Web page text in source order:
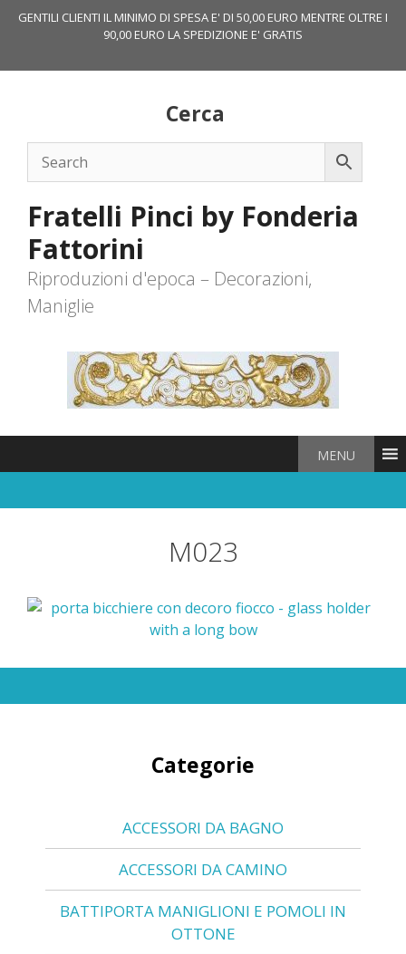
GENTILI CLIENTI IL MINIMO DI SPESA E' DI 50,00 EURO MENTRE OLTRE I
90,00 EURO LA SPEDIZIONE E' GRATIS
Cerca
Fratelli Pinci by Fonderia
Fattorini
Riproduzioni d'epoca – Decorazioni,
Maniglie
MENU
M023
Categorie
ACCESSORI DA BAGNO
ACCESSORI DA CAMINO
BATTIPORTA MANIGLIONI E POMOLI IN
OTTONE